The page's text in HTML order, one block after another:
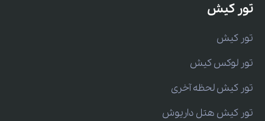
تور کیش
تور کیش
تور لوکس کیش
تور کیش لحظه آخری
تور کیش هتل داریوش